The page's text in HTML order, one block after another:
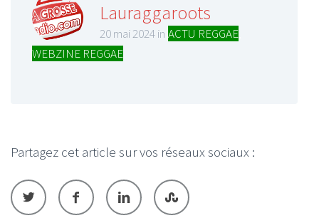
Lauraggaroots
20 mai 2024 in ACTU REGGAE
WEBZINE REGGAE
Partagez cet article sur vos réseaux sociaux :